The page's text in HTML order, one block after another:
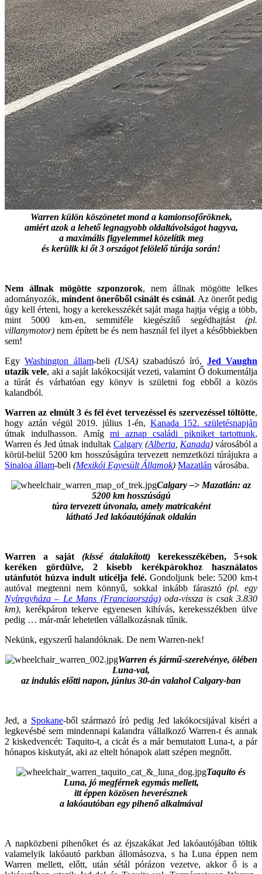
Warren külön köszönetet mond a kamionsofőröknek,
amiért azok a lehető legnagyobb oldaltávolságot hagyva,
a maximális figyelemmel közelítik meg
és kerülik ki őt 3 országot felölelő túrája során!
Nem állnak mögötte szponzorok, nem állnak mögötte lelkes
adományozók, mindent önerőből csinált és csinál. Az önerőt pedig
úgy kell érteni, hogy a kerekesszékét saját maga hajtja végig a több,
mint 5000 km-en, semmiféle kiegészítő segédhajtást (pl.
villanymotor) nem épített be és nem használ fel ilyet a későbbiekben
sem!
EgyWashington állam-beli (USA)szabadúszó író, Jed Vaughn
utazik vele, aki a saját lakókocsiját vezeti, valamint Ő dokumentálja
a túrát és várhatóan egy könyv is születni fog ebből a közös
kalandból.
Warren az elmúlt 3 és fél évet tervezéssel és szervezéssel töltötte,
hogy aztán végül 2019. július 1-én, Kanada 152. születésnapján
útnak indulhasson. Amíg mi aznap családi pikniket tartottunk,
Warren és Jed útnak indultak Calgary (Alberta Kanada) városából a
körül-belül 5200 km hosszúságúra tervezett nemzetközi túrájukra a
Sinaloa állam-beli (Mexikói Egyesült Államok) Mazatlán városába.
Calgary –> Mazatlán: az
5200 km hosszúságú
túra tervezett útvonala, amely matricaként
látható Jed lakóautójának oldalán
Warren a saját (kissé átalakított) kerekesszékében, 5+sok
keréken gördülve, 2 kisebb kerékpárokhoz használatos
utánfutót húzva indult uticélja felé.Gondoljunk bele: 5200 km-t
autóval megtenni nem könnyű, sokkal inkább fárasztó (pl. egy
Nyíregyháza – Le Mans (Franciaország)oda-vissza is csak 3.830
km), kerékpáron tekerve egyenesen kihívás, kerekesszékben ülve
pedig … már-már lehetetlen vállalkozásnak tűnik.
Nekünk, egyszerű halandóknak. De nem Warren-nek!
Warren és jármű-szerelvénye, ölében
Luna-val,
az indulás előtti napon, június 30-án valahol Calgary-ban
Jed, a Spokane-ből származó író pedig Jed lakókocsijával kiséri a
legkevésbé sem mindennapi kalandra vállalkozó Warren-t és annak
2 kiskedvencét: Taquito-t, a cicát és a már bemutatott Luna-t, a pár
hónapos kiskutyát, aki az eltelt hónapok alatt szépen megnőtt.
Taquito és
Luna, jó megférnek egymás mellett,
itt éppen közösen heverésznek
a lakóautóban egy pihenő alkalmával
A napközbeni pihenőket és az éjszakákat Jed lakóautójában töltik
valamelyik lakóautó parkban állomásozva, s ha Luna éppen nem
Warren mellett, előtt, után sétál pórázon vezetve, akkor ő is a